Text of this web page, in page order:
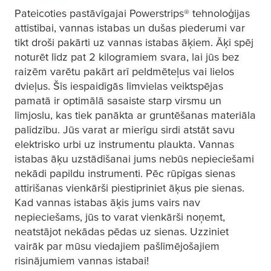
Pateicoties pastāvīgajai Powerstrips® tehnoloģijas
attīstībai, vannas istabas un dušas piederumi var
tikt droši pakārti uz vannas istabas āķiem. Āķi spēj
noturēt līdz pat 2 kilogramiem svara, lai jūs bez
raizēm varētu pakārt arī peldmēteļus vai lielos
dvieļus. Šīs iespaidīgās līmvielas veiktspējas
pamatā ir optimālā sasaiste starp virsmu un
līmjoslu, kas tiek panākta ar gruntēšanas materiāla
palīdzību. Jūs varat ar mierīgu sirdi atstāt savu
elektrisko urbi uz instrumentu plaukta. Vannas
istabas āķu uzstādīšanai jums nebūs nepieciešami
nekādi papildu instrumenti. Pēc rūpīgas sienas
attīrīšanas vienkārši piestipriniet āķus pie sienas.
Kad vannas istabas āķis jums vairs nav
nepieciešams, jūs to varat vienkārši noņemt,
neatstājot nekādas pēdas uz sienas. Uzziniet
vairāk par mūsu viedajiem pašlīmējošajiem
risinājumiem vannas istabai!